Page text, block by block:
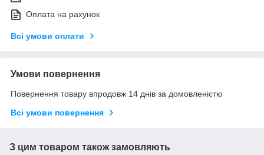
Оплата на рахунок
Всі умови оплати
Умови повернення
Повернення товару впродовж 14 днів за домовленістю
Всі умови повернення
З цим товаром також замовляють